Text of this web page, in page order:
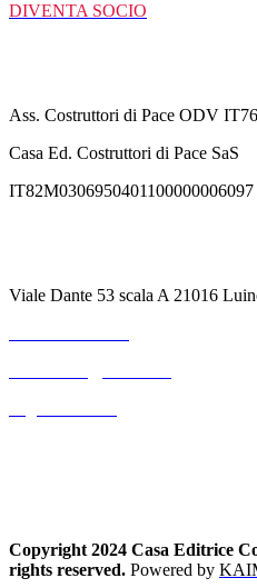
DIVENTA SOCIO
Ass. Costruttori di Pace ODV
Casa Ed. Costruttori di Pace SaS
IT82M0306950401100000006097
Viale Dante 53 scala A 21016
Copyright 2024 Casa Editrice
rights reserved. Powered by